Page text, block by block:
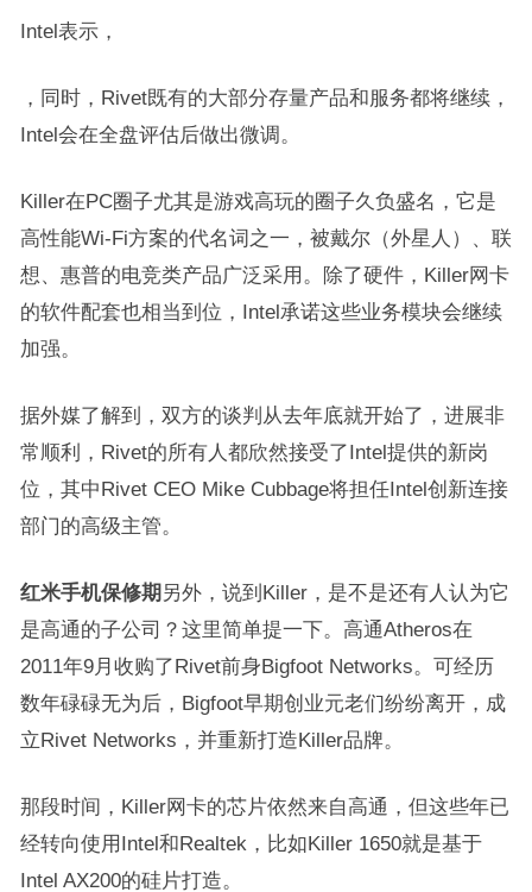
Intel表示，
，同时，Rivet既有的大部分存量产品和服务都将继续，
Intel会在全盘评估后做出微调。
Killer在PC圈子尤其是游戏高玩的圈子久负盛名，它是
高性能Wi-Fi方案的代名词之一，被戴尔（外星人）、联
想、惠普的电竞类产品广泛采用。除了硬件，Killer网卡
的软件配套也相当到位，Intel承诺这些业务模块会继续
加强。
据外媒了解到，双方的谈判从去年底就开始了，进展非
常顺利，Rivet的所有人都欣然接受了Intel提供的新岗
位，其中Rivet CEO Mike Cubbage将担任Intel创新连接
部门的高级主管。
红米手机保修期 另外，说到Killer，是不是还有人认为它
是高通的子公司？这里简单提一下。高通Atheros在
2011年9月收购了Rivet前身Bigfoot Networks。可经历
数年碌碌无为后，Bigfoot早期创业元老们纷纷离开，成
立Rivet Networks，并重新打造Killer品牌。
那段时间，Killer网卡的芯片依然来自高通，但这些年已
经转向使用Intel和Realtek，比如Killer 1650就是基于
Intel AX200的硅片打造。